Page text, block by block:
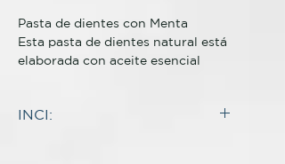
Pasta de dientes con Menta
Esta pasta de dientes natural está
elaborada con aceite esencial
destilación por vapor. Gracias a su
INCI: